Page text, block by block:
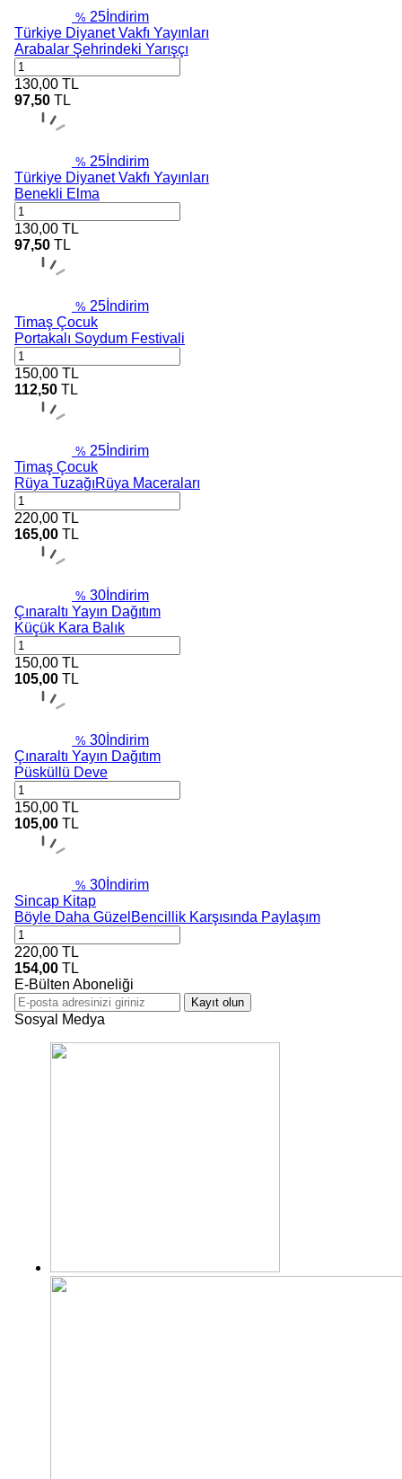
% 25 İndirim
Türkiye Diyanet Vakfı Yayınları
Arabalar Şehrindeki Yarışçı
130,00 TL
97,50 TL
% 25 İndirim
Türkiye Diyanet Vakfı Yayınları
Benekli Elma
130,00 TL
97,50 TL
% 25 İndirim
Timaş Çocuk
Portakalı Soydum Festivali
150,00 TL
112,50 TL
% 25 İndirim
Timaş Çocuk
Rüya TuzağıRüya Maceraları
220,00 TL
165,00 TL
% 30 İndirim
Çınaraltı Yayın Dağıtım
Küçük Kara Balık
150,00 TL
105,00 TL
% 30 İndirim
Çınaraltı Yayın Dağıtım
Püsküllü Deve
150,00 TL
105,00 TL
% 30 İndirim
Sincap Kitap
Böyle Daha GüzelBencillik Karşısında Paylaşım
220,00 TL
154,00 TL
E-Bülten Aboneliği
Kayıt olun
Sosyal Medya